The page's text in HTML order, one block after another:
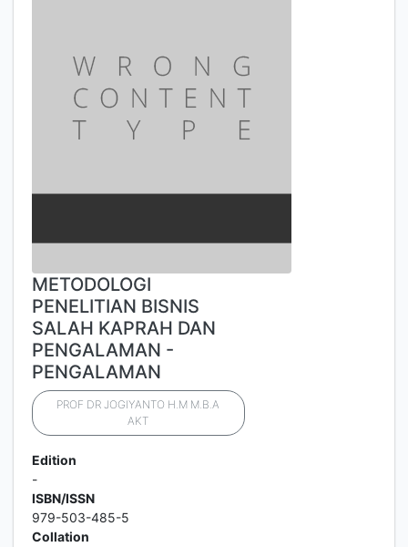
METODOLOGI
PENELITIAN BISNIS
SALAH KAPRAH DAN
PENGALAMAN -
PENGALAMAN
PROF DR JOGIYANTO H.M M.B.A
AKT
Edition
-
ISBN/ISSN
979-503-485-5
Collation